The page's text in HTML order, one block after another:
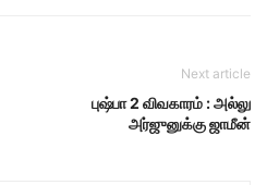
Next article
புஷ்பா 2 விவகாரம் : அல்லு
அர்ஜுனுக்கு ஜாமீன்